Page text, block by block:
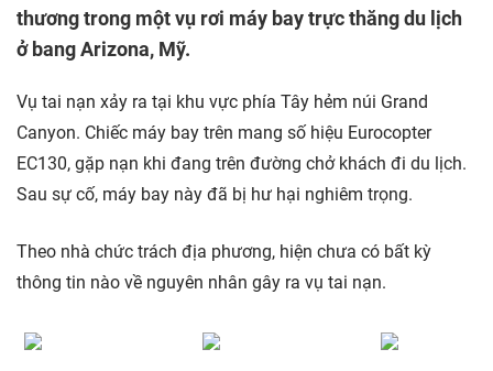
thương trong một vụ rơi máy bay trực thăng du lịch
ở bang Arizona, Mỹ.
Vụ tai nạn xảy ra tại khu vực phía Tây hẻm núi Grand
Canyon. Chiếc máy bay trên mang số hiệu Eurocopter
EC130, gặp nạn khi đang trên đường chở khách đi du lịch.
Sau sự cố, máy bay này đã bị hư hại nghiêm trọng.
Theo nhà chức trách địa phương, hiện chưa có bất kỳ
thông tin nào về nguyên nhân gây ra vụ tai nạn.